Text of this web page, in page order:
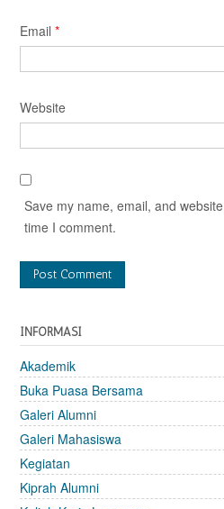
Email *
Website
Save my name, email, and
time I comment.
INFORMASI
Akademik
Buka Puasa Bersama
Galeri Alumni
Galeri Mahasiswa
Kegiatan
Kiprah Alumni